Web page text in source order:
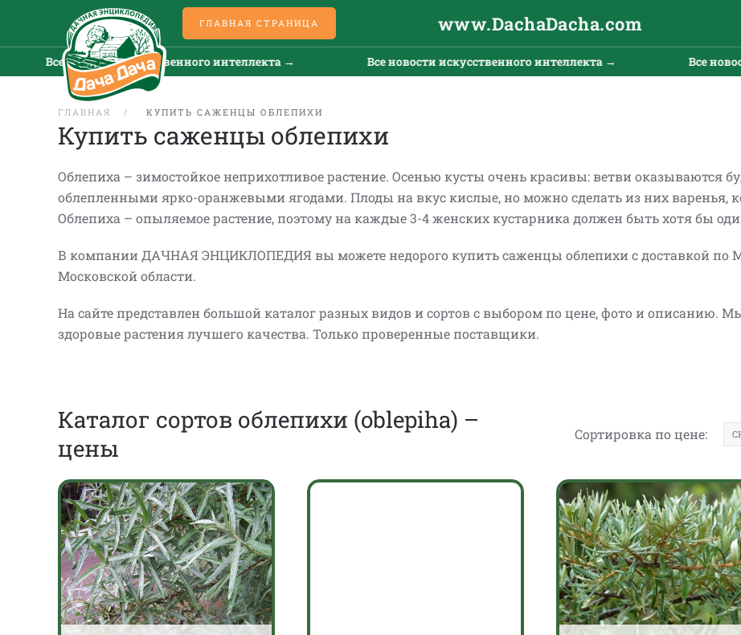
ГЛАВНАЯ СТРАНИЦА www.DachaDacha.com
Все новости искусственного интеллекта → Все новости искусственного интеллекта → Все новости
ГЛАВНАЯ КУПИТЬ САЖЕНЦЫ ОБЛЕПИХИ
Купить саженцы облепихи
Облепиха – зимостойкое неприхотливое растение. Осенью кусты очень красивы: ветви оказываются
облепленными ярко-оранжевыми ягодами. Плоды на вкус кислые, но можно сделать из них варенья,
Облепиха – опыляемое растение, поэтому на каждые 3-4 женских кустарника должен быть хотя бы
В компании ДАЧНАЯ ЭНЦИКЛОПЕДИЯ вы можете недорого купить саженцы облепихи с доставкой по
Московской области.
На сайте представлен большой каталог разных видов и сортов с выбором по цене, фото и описанию.
здоровые растения лучшего качества. Только проверенные поставщики.
Каталог сортов облепихи (oblepiha) –
цены
Сортировка по цене: